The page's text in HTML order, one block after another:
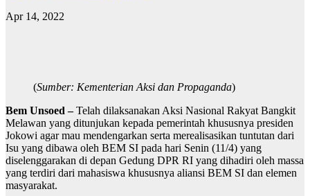
Apr 14, 2022
(Sumber: Kementerian Aksi dan Propaganda)
Bem Unsoed –Telah dilaksanakan Aksi Nasional Rakyat Bangkit
Melawan yang ditunjukan kepada pemerintah khususnya presiden
Jokowi agar mau mendengarkan serta merealisasikan tuntutan dari
Isu yang dibawa oleh BEM SI pada hari Senin (11/4) yang
diselenggarakan di depan Gedung DPR RI yang dihadiri oleh massa
yang terdiri dari mahasiswa khususnya aliansi BEM SI dan elemen
masyarakat.